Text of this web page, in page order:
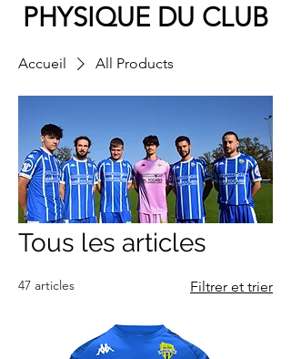
PHYSIQUE DU CLUB
Accueil All Products
Tous les articles
47 articles Filtrer et trier